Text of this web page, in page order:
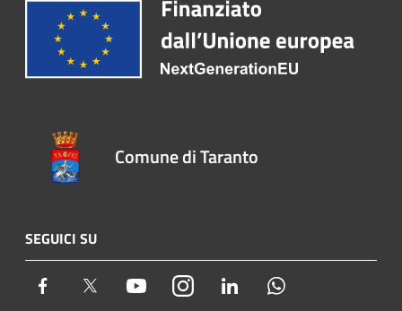
Comune di Taranto
SEGUICI SU
Facebook Twitter YoutubeInstagram LinkedIn